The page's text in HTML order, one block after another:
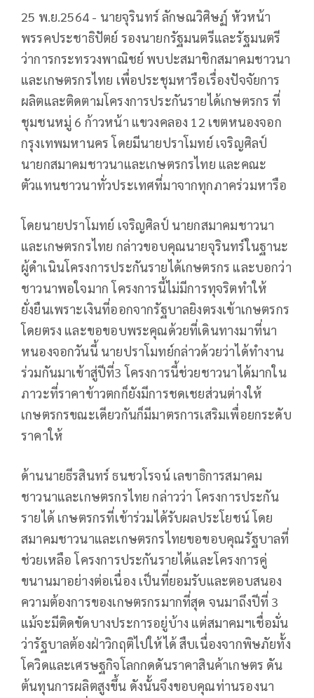
25 พ.ย.2564 - นายจุรินทร์ ลักษณวิศิษฏ์ หัวหน้า
พรรคประชาธิปัตย์ รองนายกรัฐมนตรีและรัฐมนตรี
ว่าการกระทรวงพาณิชย์ พบปะสมาชิกสมาคมชาวนา
และเกษตรกรไทย เพื่อประชุมหารือเรื่องปัจจัยการ
ผลิตและติดตามโครงการประกันรายได้เกษตรกร ที่
ชุมชนหมู่ 6 ก้าวหน้า แขวงคลอง 12 เขตหนองจอก
กรุงเทพมหานคร โดยมีนายปราโมทย์ เจริญศิลป์
นายกสมาคมชาวนาและเกษตรกรไทย และคณะ
ตัวแทนชาวนาทั่วประเทศที่มาจากทุกภาคร่วมหารือ
โดยนายปราโมทย์ เจริญศิลป์ นายกสมาคมชาวนา
และเกษตรกรไทย กล่าวขอบคุณนายจุรินทร์ในฐานะ
ผู้ดำเนินโครงการประกันรายได้เกษตรกร และบอกว่า
ชาวนาพอใจมาก โครงการนี้ไม่มีการทุจริตทำให้
ยั่งยืนเพราะเงินที่ออกจากรัฐบาลยิงตรงเข้าเกษตรกร
โดยตรง และขอขอบพระคุณด้วยที่เดินทางมาที่นา
หนองจอกวันนี้ นายปราโมทย์กล่าวด้วยว่าได้ทำงาน
ร่วมกันมาเข้าสู่ปีที่3 โครงการนี้ช่วยชาวนาได้มากใน
ภาวะที่ราคาข้าวตกก็ยังมีการชดเชยส่วนต่างให้
เกษตรกรขณะเดียวกันก็มีมาตรการเสริมเพื่อยกระดับ
ราคาให้
ด้านนายธีรสินทร์ ธนชวโรจน์ เลขาธิการสมาคม
ชาวนาและเกษตรกรไทย กล่าวว่า โครงการประกัน
รายได้ เกษตรกรที่เข้าร่วมได้รับผลประโยชน์ โดย
สมาคมชาวนาและเกษตรกรไทยขอขอบคุณรัฐบาลที่
ช่วยเหลือ โครงการประกันรายได้และโครงการคู่
ขนานมาอย่างต่อเนื่อง เป็นที่ยอมรับและตอบสนอง
ความต้องการของเกษตรกรมากที่สุด จนมาถึงปีที่ 3
แม้จะมีติดขัดบางประการอยู่บ้าง แต่สมาคมฯเชื่อมั่น
ว่ารัฐบาลต้องฝ่าวิกฤติไปให้ได้ สืบเนื่องจากพิษภัยทั้ง
โควิดและเศรษฐกิจโลกกดดันราคาสินค้าเกษตร ดัน
ต้นทุนการผลิตสูงขึ้น ดังนั้นจึงขอบคุณท่านรองนา